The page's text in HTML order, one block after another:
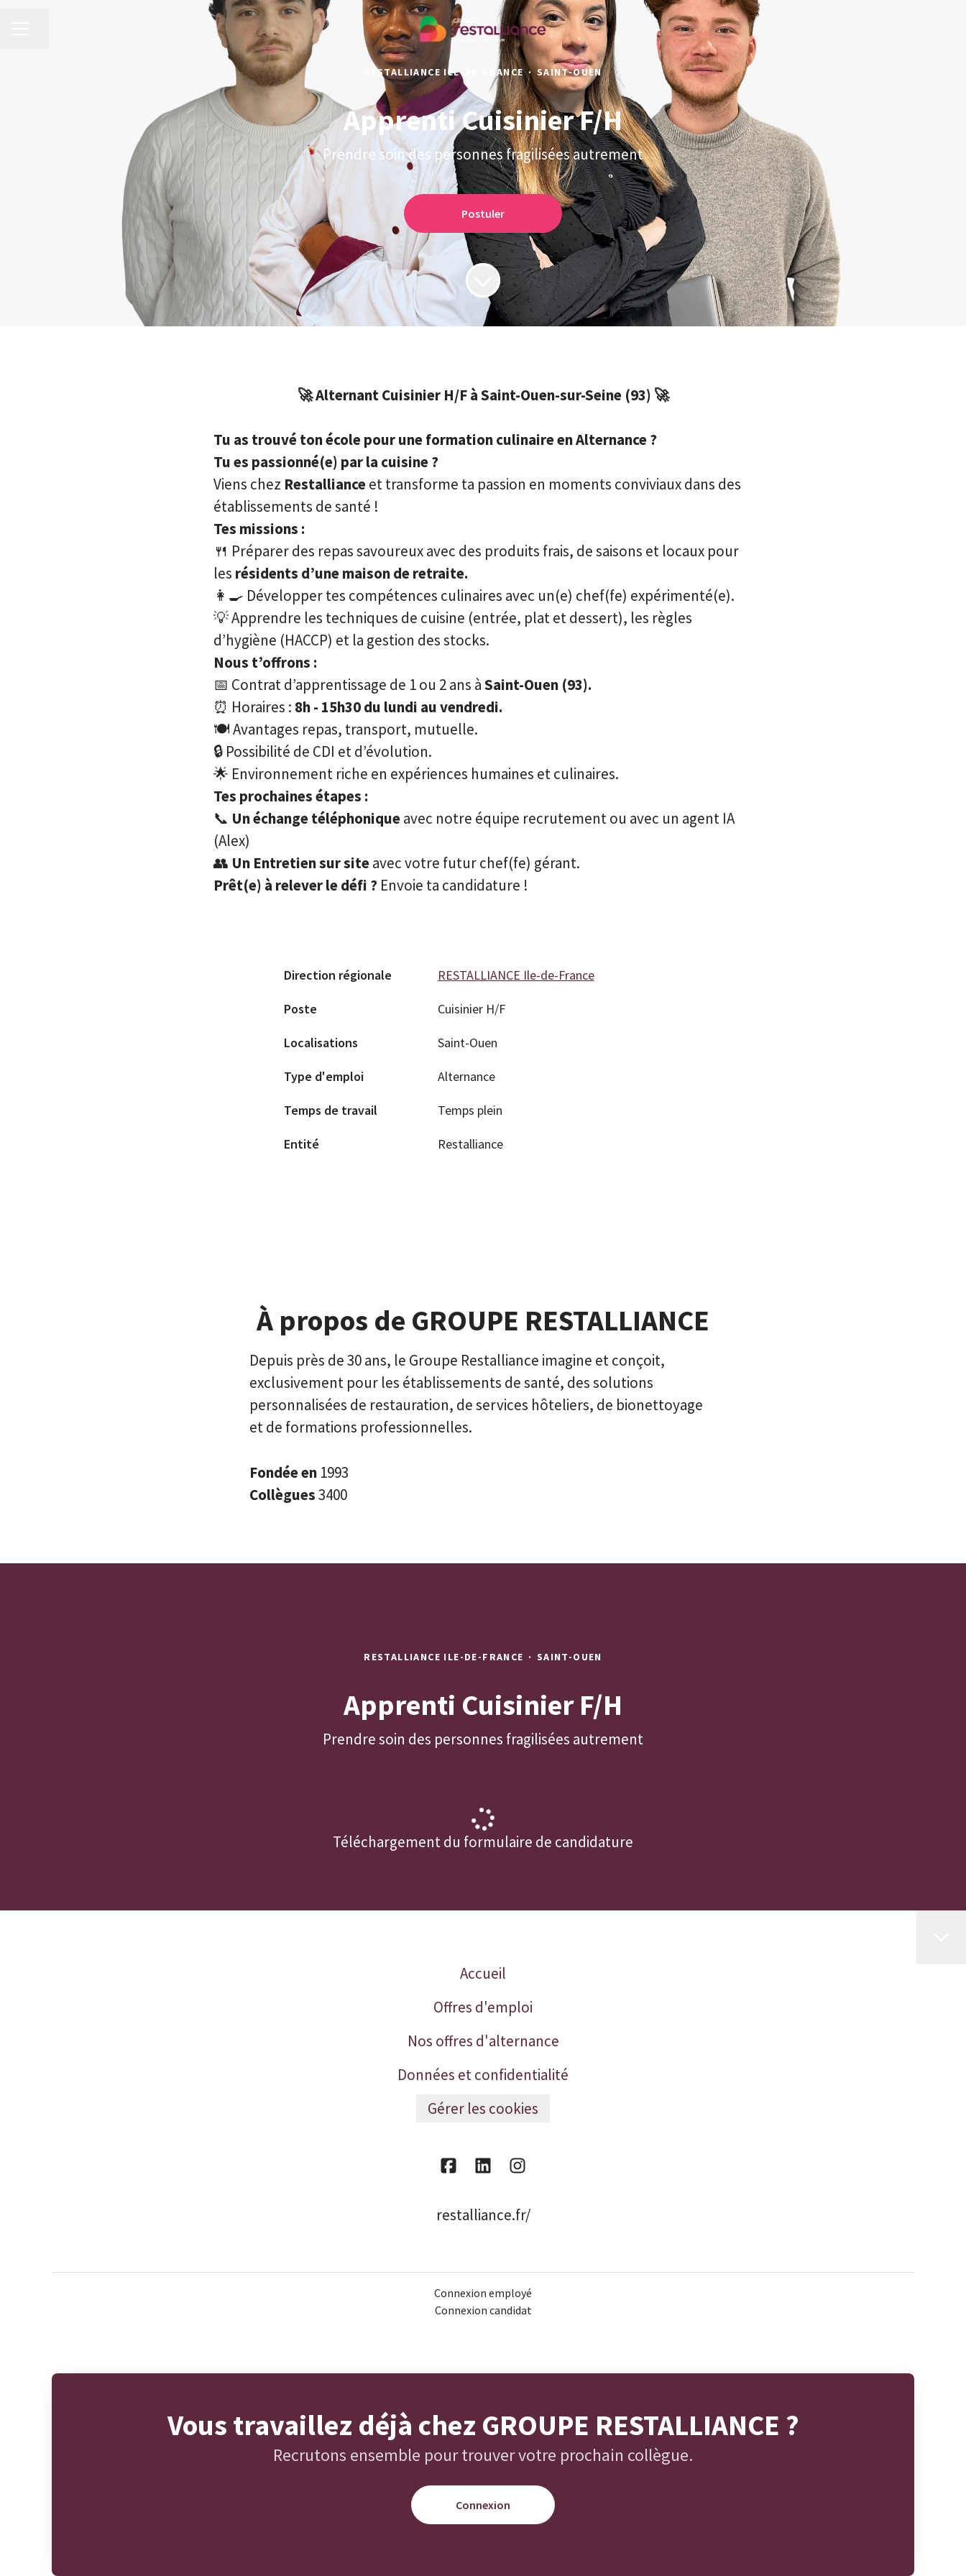
RESTALLIANCE ILE-DE-FRANCE · SAINT-OUEN
Apprenti Cuisinier F/H
Prendre soin des personnes fragilisées autrement
Postuler
🚀 Alternant Cuisinier H/F à Saint-Ouen-sur-Seine (93) 🚀
Tu as trouvé ton école pour une formation culinaire en Alternance ?
Tu es passionné(e) par la cuisine ?
Viens chez Restallianceet transforme ta passion en moments conviviaux dans des
établissements de santé !
Tes missions :
🍴 Préparer des repas savoureux avec des produits frais, de saisons et locaux pour
les résidents d’une maison de retraite.
👩‍🍳 Développer tes compétences culinaires avec un(e) chef(fe) expérimenté(e).
💡 Apprendre les techniques de cuisine (entrée, plat et dessert), les règles
d’hygiène (HACCP) et la gestion des stocks.
Nous t’offrons :
📅 Contrat d’apprentissage de 1 ou 2 ans àSaint-Ouen (93).
⏰ Horaires : 8h - 15h30 du lundi au vendredi.
🍽️ Avantages repas, transport, mutuelle.
🔒 Possibilité de CDI et d’évolution.
🌟 Environnement riche en expériences humaines et culinaires.
Tes prochaines étapes :
📞 Un échange téléphoniqueavec notre équipe recrutement ou avec un agent IA
(Alex)
👥 Un Entretien sur siteavec votre futur chef(fe) gérant.
Prêt(e) à relever le défi ? Envoie ta candidature !
Direction régionale RESTALLIANCE Ile-de-France
Poste Cuisinier H/F
Localisations Saint-Ouen
Type d'emploi Alternance
Temps de travail Temps plein
Entité Restalliance
À propos de GROUPE RESTALLIANCE
Depuis près de 30 ans, le Groupe Restalliance imagine et conçoit,
exclusivement pour les établissements de santé, des solutions
personnalisées de restauration, de services hôteliers, de bionettoyage
et de formations professionnelles.
Fondée en 1993
Collègues3400
RESTALLIANCE ILE-DE-FRANCE · SAINT-OUEN
Apprenti Cuisinier F/H
Prendre soin des personnes fragilisées autrement
Téléchargement du formulaire de candidature
Accueil
Offres d'emploi
Nos offres d'alternance
Données et confidentialité
Gérer les cookies
restalliance.fr/
Connexion employé
Connexion candidat
Vous travaillez déjà chez GROUPE RESTALLIANCE ?
Recrutons ensemble pour trouver votre prochain collègue.
Connexion